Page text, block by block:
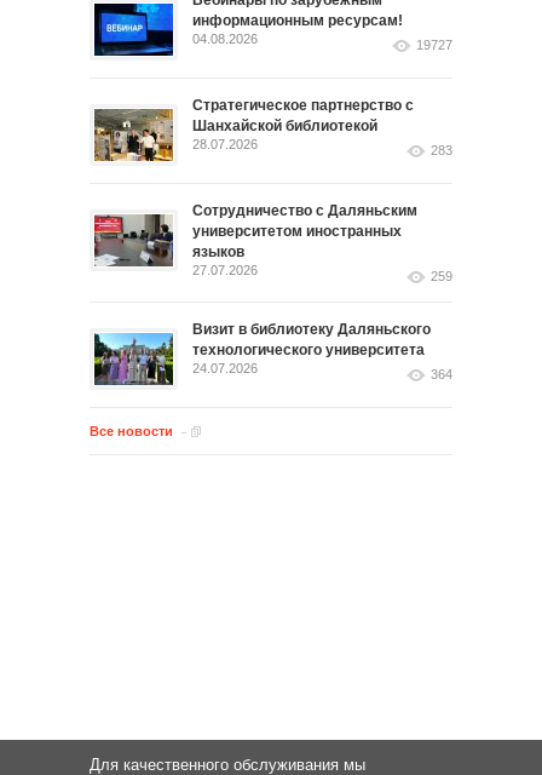
информационным ресурсам!
04.08.2026 19727
Стратегическое партнерство с
Шанхайской библиотекой
28.07.2026 283
Сотрудничество с Даляньским
университетом иностранных
языков
27.07.2026 259
Визит в библиотеку Даляньского
технологического университета
24.07.2026 364
Все новости
Для качественного обслуживания мы